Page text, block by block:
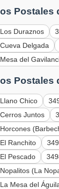
Postales
Duraznos
Delgada
del
Postales
Chico
Juntos
Ranchito
Pescado
(La
Mesa del